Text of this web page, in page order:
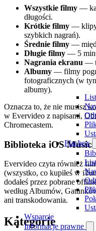
Flacbox
Wsparcie
Informacje prawne
Wszystkie filmy —
długości.
Krótkie filmy — klipy
szybkich nagrań).
Średnie filmy —
Długie filmy — 5
Nagrania ekranu —
Albumy — filmy
fotograficznych (w
albumy).
Oznacza to, że nie musisz
w Evervideo z napisami,
Chromecastem.
Biblioteka iOS Music
Evervideo czyta również
(wszystko, co kupiłeś w
dodałeś przez pobrane
według Albumów,
ani transkodowania.
Kategorie